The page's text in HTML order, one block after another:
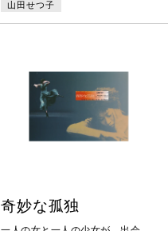
の場所のように見える。動物を模
するかのような神領國資の舞踏が
館出身の二人のこの作品は、天使
館が踊ることと神秘主義を結びつ
けた要素が深く刻まれた作品とも
言える。東京公演の後、フラン
ス、シャトーヴァロン・ダンスフ
山田せつ子
奇妙な孤独